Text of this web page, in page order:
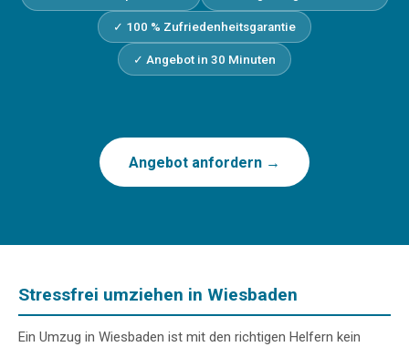
✓ 100 % Zufriedenheitsgarantie
✓ Angebot in 30 Minuten
Angebot anfordern →
Stressfrei umziehen in Wiesbaden
Ein Umzug in Wiesbaden ist mit den richtigen Helfern kein